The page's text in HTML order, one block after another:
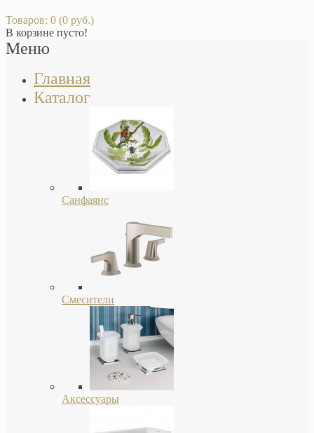
Товаров: 0 (0 руб.)
В корзине пусто!
Меню
Главная
Каталог
Санфаянс
Смесители
Аксессуары